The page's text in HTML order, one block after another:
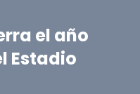
el año
Estadio